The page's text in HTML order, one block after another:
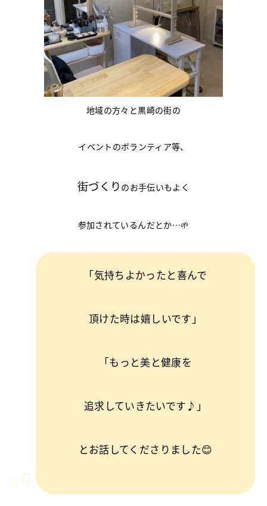
地域の方々と黒崎の街の
イベントのボランティア等、
街づくり のお手伝いもよく
参加されているんだとか…🌱
「気持ちよかったと喜んで
頂けた時は嬉しいです」
「もっと美と健康を
追求していきたいです♪」
とお話してくださりました😊